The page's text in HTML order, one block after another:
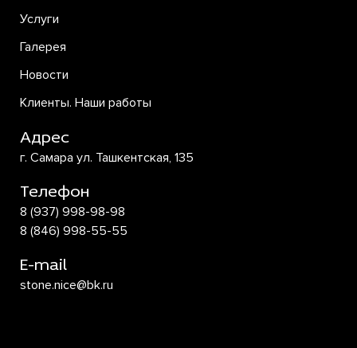
Услуги
Галерея
Новости
Клиенты. Наши работы
Адрес
г. Самара ул. Ташкентская, 135
Телефон
8 (937) 998-98-98
8 (846) 998-55-55
E-mail
stone.nice@bk.ru